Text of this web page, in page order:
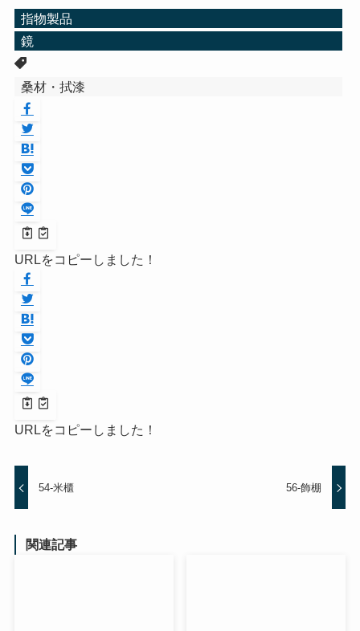
指物製品
鏡
桑材・拭漆
URLをコピーしました！
URLをコピーしました！
54-米櫃 56-飾棚
関連記事